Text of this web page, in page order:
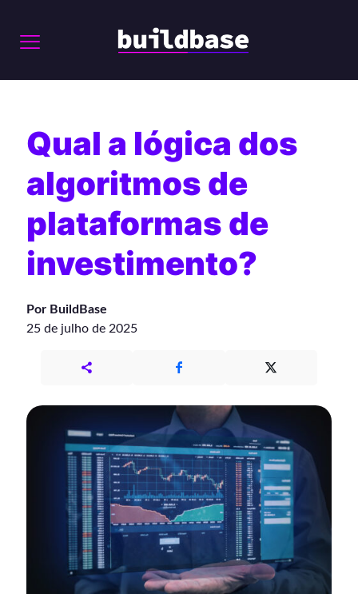
Qual a lógica dos
algoritmos de
plataformas de
investimento?
Por BuildBase
25 de julho de 2025